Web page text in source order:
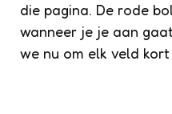
die pagina. De rode
wanneer je je aan
we nu om elk veld